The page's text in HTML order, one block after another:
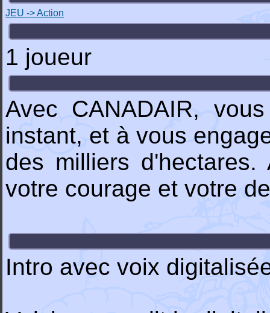
JEU -> Action
1 joueur
Avec CANADAIR,
instant, et à vous
des milliers
votre courage et votre
Intro avec voix